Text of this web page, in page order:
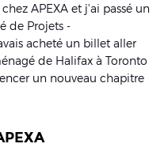
APEXA et j'ai passé un
de Projets -
acheté un billet aller
de Halifax à Toronto
un nouveau chapitre